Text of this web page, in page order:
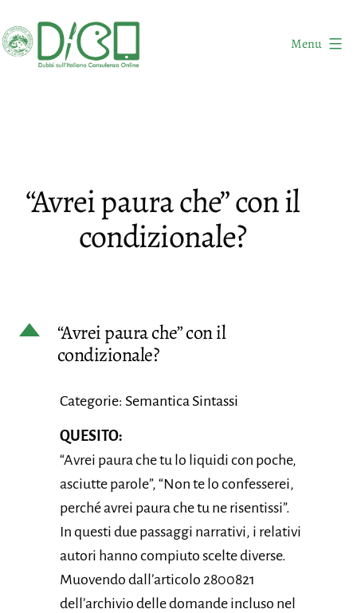
al
contenuto
Online
Menu
“Avrei paura che” con il
condizionale?
D
“Avrei paura che” con il
condizionale?
Categorie: Semantica Sintassi
QUESITO:
“Avrei paura che tu lo liquidi con poche,
asciutte parole”, “Non te lo confesserei,
perché avrei paura che tu ne risentissi”.
In questi due passaggi narrativi, i relativi
autori hanno compiuto scelte diverse.
Muovendo dall’articolo 2800821
dell’archivio delle domande incluso nel